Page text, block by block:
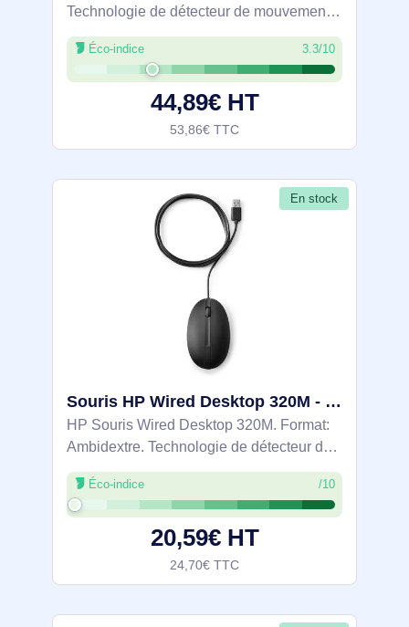
Technologie de détecteur de mouvement:
Optique, Interface de l'appareil: RF sans
fil, Résolution en mouvement: 4000 DPI,
Type de boutons: Boutons poussoirs, Type
Éco-indice 3.3/10
44,89€ HT
53,86€ TTC
En stock
Souris HP Wired Desktop 320M - 9VA80ET
HP Souris Wired Desktop 320M. Format:
Ambidextre. Technologie de détecteur de
mouvement: Optique, Interface de
l'appareil: USB Type-A, Type de boutons:
Boutons poussoirs, Quantité de boutons
Éco-indice /10
20,59€ HT
24,70€ TTC